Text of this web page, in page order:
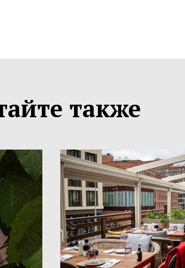
также